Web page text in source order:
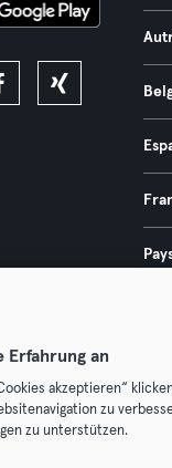
All rights
Erfahrung an
akzeptieren“
zu
zu unterstützen.